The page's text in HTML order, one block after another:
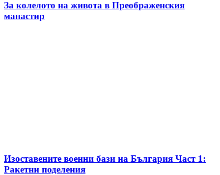
За колелото на живота в Преображенския
манастир
Изоставените военни бази на България Част 1:
Ракетни поделения